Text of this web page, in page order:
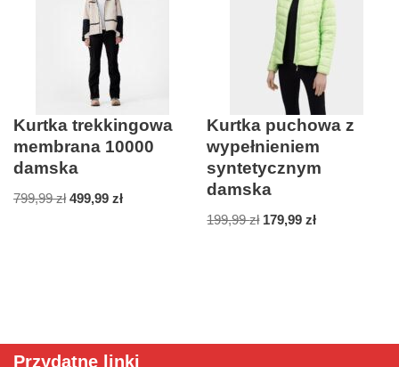
Kurtka trekkingowa
membrana 10000
damska
799,99zł 499,99 zł
Kurtka puchowa z
wypełnieniem
syntetycznym
damska
199,99zł 179,99zł
Przydatne linki